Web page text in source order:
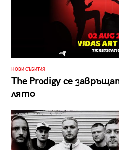
НОВИ СЪБИТИЯ
The Prodigy се
лято